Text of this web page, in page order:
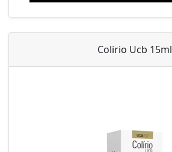
Colirio Ucb 15ml